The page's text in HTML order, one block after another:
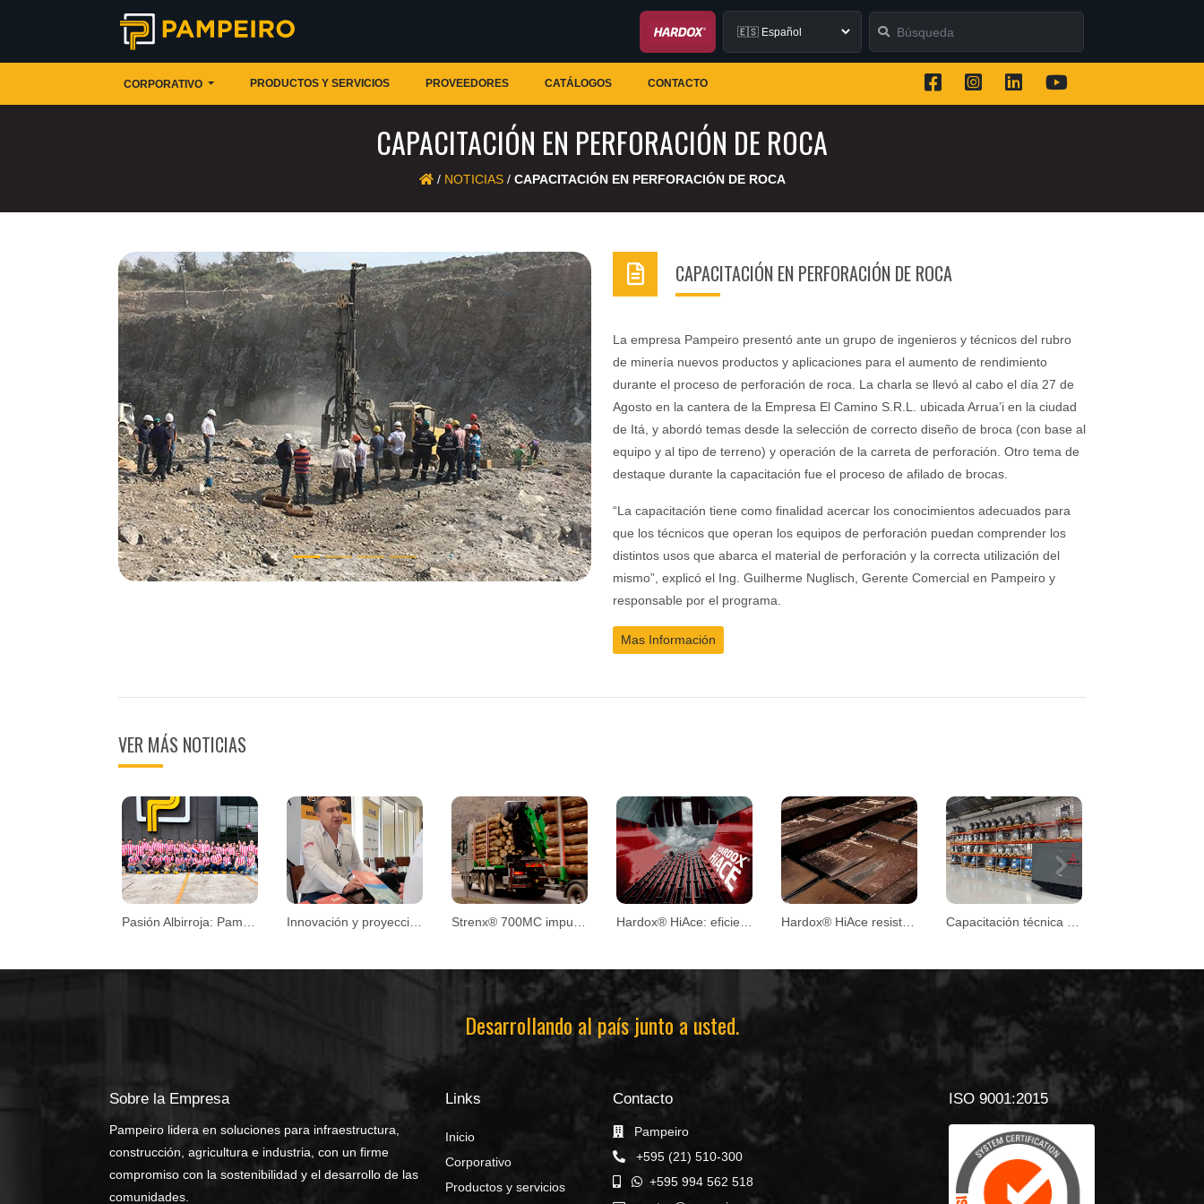
CORPORATIVO PRODUCTOS Y SERVICIOS PROVEEDORES CATÁLOGOS CONTACTO
CAPACITACIÓN EN PERFORACIÓN DE ROCA
/ NOTICIAS/ CAPACITACIÓN EN PERFORACIÓN DE ROCA
Previous Next
CAPACITACIÓN EN PERFORACIÓN DE ROCA
La empresa Pampeiro presentó ante un grupo de ingenieros y técnicos del rubro
de minería nuevos productos y aplicaciones para el aumento de rendimiento
durante el proceso de perforación de roca. La charla se llevó al cabo el día 27 de
Agosto en la cantera de la Empresa El Camino S.R.L. ubicada Arrua’i en la ciudad
de Itá, y abordó temas desde la selección de correcto diseño de broca (con base al
equipo y al tipo de terreno) y operación de la carreta de perforación. Otro tema de
destaque durante la capacitación fue el proceso de afilado de brocas.
“La capacitación tiene como finalidad acercar los conocimientos adecuados para
que los técnicos que operan los equipos de perforación puedan comprender los
distintos usos que abarca el material de perforación y la correcta utilización del
mismo”, explicó el Ing. Guilherme Nuglisch, Gerente Comercial en Pampeiro y
responsable por el programa.
Mas Información
VER MÁS NOTICIAS
Previous Next
Desarrollando al país junto a usted.
Sobre la Empresa
Pampeiro lidera en soluciones para infraestructura,
construcción, agricultura e industria, con un firme
compromiso con la sostenibilidad y el desarrollo de las
comunidades.
Links
Inicio
Corporativo
Productos y servicios
Contacto
Pampeiro
+595 (21) 510-300
+595 994 562 518
ISO 9001:2015